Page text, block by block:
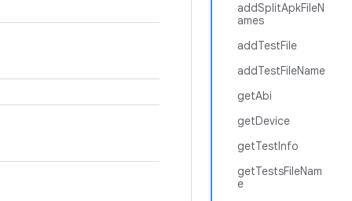
addSplitApkFileN
ames
addTestFile
addTestFileName
getAbi
getDevice
getTestInfo
getTestsFileNam
e